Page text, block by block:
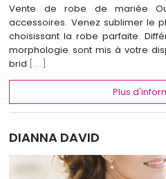
Vente de robe de mariée
accessoires. Venez sublimer le
choisissant la robe parfaite.
morphologie sont mis à votre
brid
[...]
Plus
DIANNA DAVID